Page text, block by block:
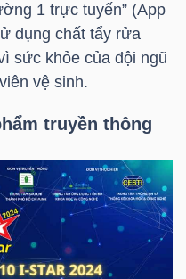
1 trực tuyến” (App
dụng chất tẩy rửa
sức khỏe của đội ngũ
vệ sinh.
truyền thông